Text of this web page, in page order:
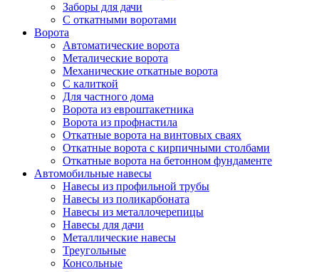
Заборы для дачи
С откатными воротами
Ворота
Автоматические ворота
Металические ворота
Механические откатные ворота
С калиткой
Для частного дома
Ворота из евроштакетника
Ворота из профнастила
Откатные ворота на винтовых сваях
Откатные ворота с кирпичными столбами
Откатные ворота на бетонном фундаменте
Автомобильные навесы
Навесы из профильной трубы
Навесы из поликарбоната
Навесы из металлочерепицы
Навесы для дачи
Металлические навесы
Треугольные
Консольные